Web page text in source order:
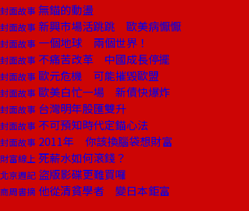
封面故事 無錨的動盪
封面故事 新興市場活跳跳 歐美病懨懨
封面故事 一個地球 兩個世界！
封面故事 不痛苦改革 中國成長停擺
封面故事 歐元危機 可能摧毀歐盟
封面故事 歐美白忙一場 新債快爆炸
封面故事 台灣明年股匯雙升
封面故事 不可預知時代定錨心法
封面故事 2011年 你該換腦袋想財富
財富線上 死薪水如何滾錢？
北京週記 盜版影碟更難買囉
商周書摘 他從清貧學者 變日本鉅富